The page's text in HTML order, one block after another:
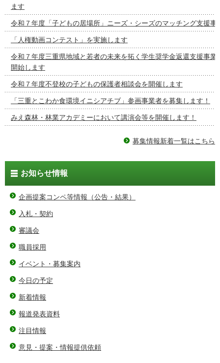
ます
令和７年度「子どもの居場所」ニーズ・シーズのマッチング支援事
「人権動画コンテスト」を実施します
令和７年度三重県地域と若者の未来を拓く学生奨学金返還支援事業
開始します
令和７年度不登校の子どもの保護者相談会を開催します
「三重とこわか食環境イニシアチブ」参画事業者を募集します！
みえ森林・林業アカデミーにおいて講演会等を開催します！
募集情報新着一覧はこちら
お知らせ情報
企画提案コンペ等情報（公告・結果）
入札・契約
審議会
職員採用
イベント・募集案内
今日の予定
新着情報
報道発表資料
注目情報
意見・提案・情報提供依頼